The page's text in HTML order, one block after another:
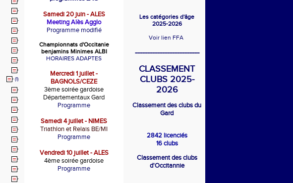
(1)
Samedi 20 juin - ALES
Meeting Alès Agglo
Programme modifié
Championnats d'Occitanie
benjamins Minimes ALBI
HORAIRES ADAPTES
Mercredi 1 juillet -
BAGNOLS/CEZE
3ème soirée gardoise
Départementaux Gard
Programme
Samedi 4 juillet - NIMES
Triathlon et Relais BE/MI
Programme
Vendredi 10 juillet - ALES
4ème soirée gardoise
Programme
Les catégories d'âge
2025-2026
Voir lien FFA
--------------------------
CLASSEMENT
CLUBS 2025-
2026
Classement des clubs du
Gard
2842 licenciés
16 clubs
Classement des clubs
d'Occitannie